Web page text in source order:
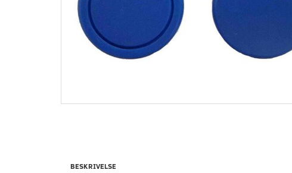
BESKRIVELSE